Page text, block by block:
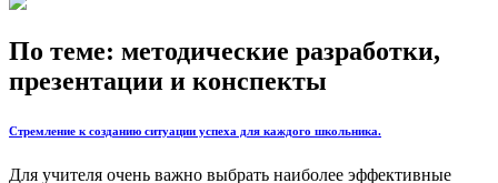
По теме: методические разработки,
презентации и конспекты
Стремление к созданию ситуации успеха для каждого школьника.
Для учителя очень важно выбрать наиболее эффективные